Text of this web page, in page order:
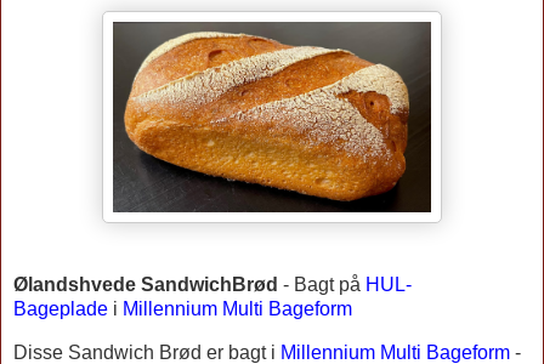
Ølandshvede SandwichBrød - Bagt på HUL-
Bageplade i Millennium Multi Bageform
Disse Sandwich Brød er bagt i Millennium Multi Bageform -